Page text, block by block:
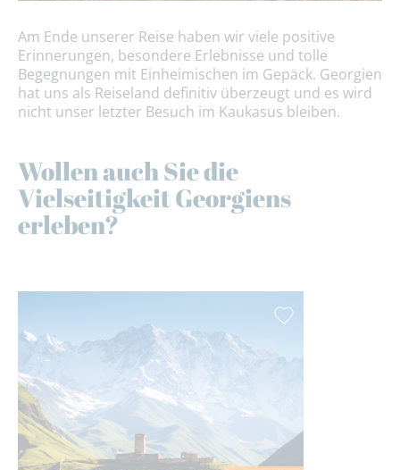
Am Ende unserer Reise haben wir viele positive
Erinnerungen, besondere Erlebnisse und tolle
Begegnungen mit Einheimischen im Gepäck. Georgien
hat uns als Reiseland definitiv überzeugt und es wird
nicht unser letzter Besuch im Kaukasus bleiben.
Wollen auch Sie die
Vielseitigkeit Georgiens
erleben?